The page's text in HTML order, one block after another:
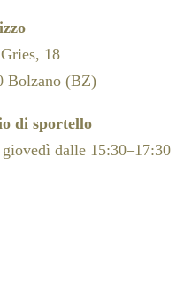
18
Bolzano (BZ)
di sportello
dalle 15:30–17:30